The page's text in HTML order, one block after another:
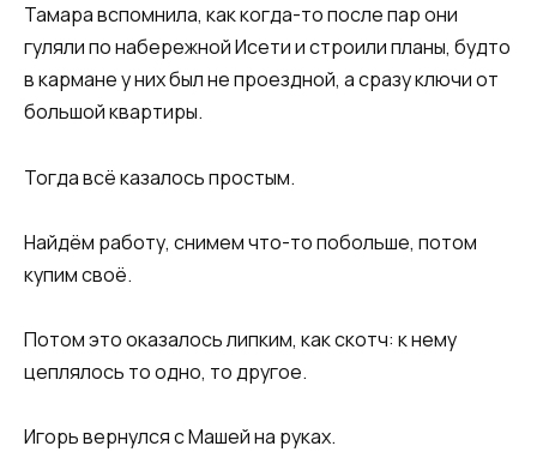
Тамара вспомнила, как когда-то после пар они
гуляли по набережной Исети и строили планы, будто
в кармане у них был не проездной, а сразу ключи от
большой квартиры.
Тогда всё казалось простым.
Найдём работу, снимем что-то побольше, потом
купим своё.
Потом это оказалось липким, как скотч: к нему
цеплялось то одно, то другое.
Игорь вернулся с Машей на руках.